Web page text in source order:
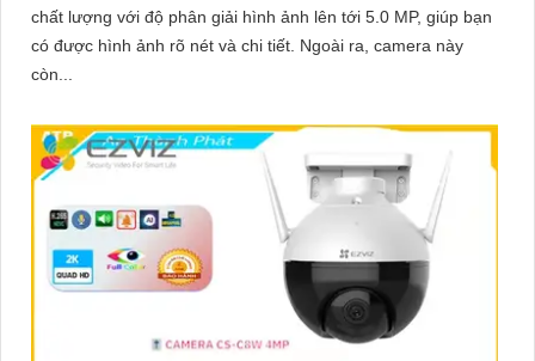
chất lượng với độ phân giải hình ảnh lên tới 5.0 MP, giúp bạn
có được hình ảnh rõ nét và chi tiết. Ngoài ra, camera này
còn...